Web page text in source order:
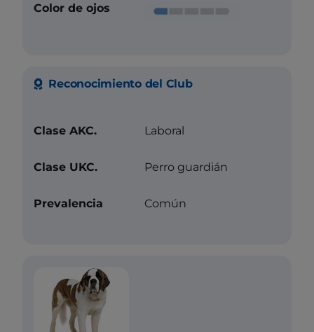
Color de ojos
Reconocimiento del Club
Clase AKC. Laboral
Clase UKC. Perro guardián
Prevalencia Común